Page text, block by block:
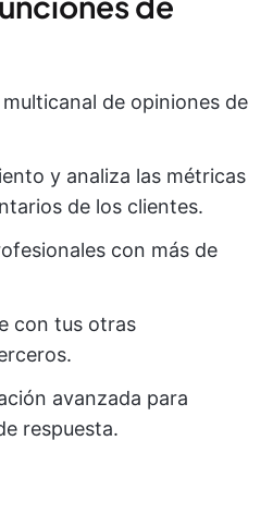
de opiniones de
y analiza las métricas
de los clientes.
con más de
con tus otras
avanzada para
respuesta.